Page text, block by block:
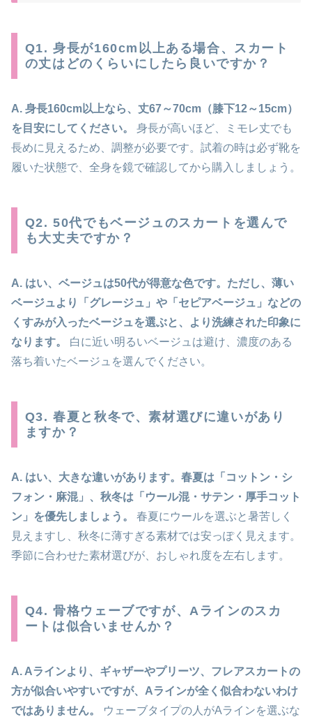
Q1. 身長が160cm以上ある場合、スカート
の丈はどのくらいにしたら良いですか？
A. 身長160cm以上なら、丈67～70cm（膝下12～15cm）
を目安にしてください。
身長が高いほど、ミモレ丈でも
長めに見えるため、調整が必要です。試着の時は必ず靴を
履いた状態で、全身を鏡で確認してから購入しましょう。
Q2. 50代でもベージュのスカートを選んで
も大丈夫ですか？
A. はい、ベージュは50代が得意な色です。ただし、薄い
ベージュより「グレージュ」や「セピアベージュ」などの
くすみが入ったベージュを選ぶと、より洗練された印象に
なります。
白に近い明るいベージュは避け、濃度のある
落ち着いたベージュを選んでください。
Q3. 春夏と秋冬で、素材選びに違いがあり
ますか？
A. はい、大きな違いがあります。春夏は「コットン・シ
フォン・麻混」、秋冬は「ウール混・サテン・厚手コット
ン」を優先しましょう。
春夏にウールを選ぶと暑苦しく
見えますし、秋冬に薄すぎる素材では安っぽく見えます。
季節に合わせた素材選びが、おしゃれ度を左右します。
Q4. 骨格ウェーブですが、Aラインのスカ
ートは似合いませんか？
A. Aラインより、ギャザーやプリーツ、フレアスカートの
方が似合いやすいですが、Aラインが全く似合わないわけ
ではありません。
ウェーブタイプの人がAラインを選ぶな